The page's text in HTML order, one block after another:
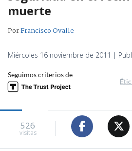
muerte
PorFrancisco Ovalle
Miércoles 16 noviembre de 2011 |
Seguimos criterios de
526
visitas